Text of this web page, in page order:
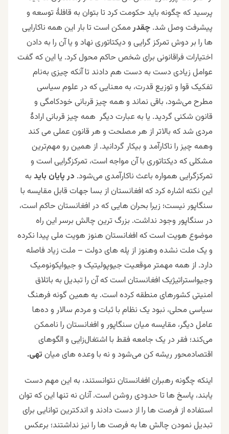
پرسید که چگونه باید حکومت کرد تا بتوان به قافلۀ توسعه و
پیشرفت وصل شد. چقدرممکن است تا بار این همه ناکارایی
ها را بر دوش تمرکز گرایی و دیکتاتوری نهاد و یا آن را به دادن
اختیارات فراقانونی برای شخص حاکم محول کرد. یا این که گفت
عوامل زیادی دست به دست هم دادند تا آنکه چیزی به‌نام
تفکیک قوا و توزیع قدرت، به معنایی که در علوم سیاسی
مطرح می‌شود، باقی نماند و همه چیز قربانی خودکامگی و
قانون شکنی گردید. یا به عبارت دیگر همه چیز قربانی ارادۀ
مردی شد که بالاتر از هر مصلحت و هر قانون عملی می کند
وهمه چیز را ناکارآمد و بیکار گردانید. از همین رو مهم‌ترین
مشکلی که دیکتاتوری با آن مواجه است، تمرکزگرایی است و
تمرکزگرایی همواره باعث ناکارآمدی می‌شود. در پایان باید به
این نکته اشاره کرد که افغانستان از بسا جهات قابل مقایسه با
سنگاپور نیست؛ زیرا بحران هایی که در افغانستان حاکم است،
در سنگاپور وجود نداشت. بزرگ ترین چالش برسر این راه
موضوع هویت است که افغانستان هنوز هویت ملی پیدا نکرده
و یک ملت نشده وهنوز از پله های دولت – ملت زیاد فاصله
دارد. از همه مهمتر موقعیت جیوپولیتیک و جیوایکونومیک
وجیواستراتیژیک افغانستان است که آن را تبدیل به باتلاق
امنیتی کشورهای منطقه کرده است. یه همین گونه فرهنگ
سیاسی محلی، نبود یک نظام با ثبات و مردم سالار و ده‌ها
عامل دیگر، مقایسه میان سنگاپور و افغانستان را ناممکن
می‌کند؛ فقر در یک جامعه فقط با اشتغال‌زایی و الگوهای
اقتصادمحور ریشه کن می‌شود و نه با وعده های میان تهی.
اینکه چگونه رهبران افغانستان نتوانستند، به این مهم دست
یابند، پاسخ ها تا حدودی روشن است. آنان نه تنها این که توان
استفاده از فرصت ها را از دست دادند و اندکترین توانایی برای
تبدیل نمودن چالش ها به فرصت ها را نیز نداشتند؛ برعکس